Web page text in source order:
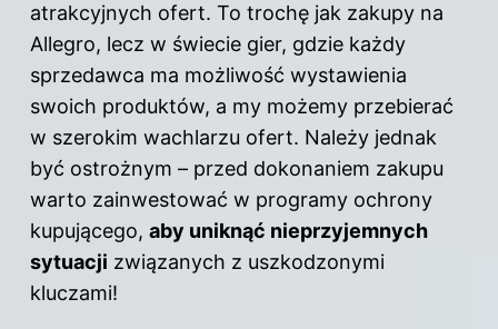
atrakcyjnych ofert. To trochę jak zakupy na
Allegro, lecz w świecie gier, gdzie każdy
sprzedawca ma możliwość wystawienia
swoich produktów, a my możemy przebierać
w szerokim wachlarzu ofert. Należy jednak
być ostrożnym – przed dokonaniem zakupu
warto zainwestować w programy ochrony
kupującego, aby uniknąć nieprzyjemnych
sytuacji związanych z uszkodzonymi
kluczami!